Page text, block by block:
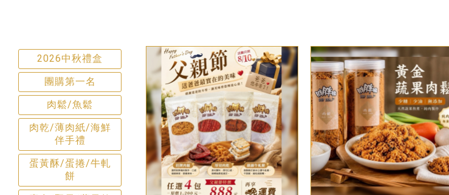
2026中秋禮盒
團購第一名
肉鬆/魚鬆
肉乾/薄肉紙/海鮮
伴手禮
蛋黃酥/蛋捲/牛軋
餅